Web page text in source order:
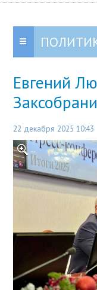
Евгений
22 декабря 2025 10:43